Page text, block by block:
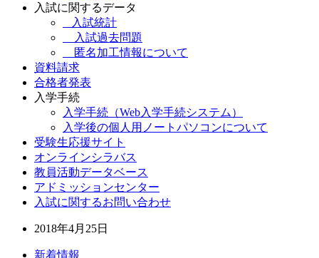
入試に関するデータ
入試統計
入試過去問題
匿名加工情報について
資料請求
合格者発表
入学手続
入学手続（Web入学手続システム）
入学後の個人用ノートパソコンについて
受験生応援サイト
オンラインシラバス
教員活動データベース
アドミッションセンター
入試に関するお問い合わせ
2018年4月25日
新着情報